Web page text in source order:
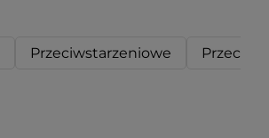
Przeciwstarzeniowe Przeciw